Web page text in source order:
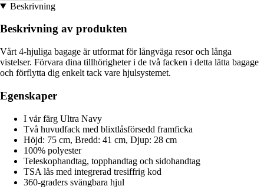
Beskrivning
Beskrivning av produkten
Vårt 4-hjuliga bagage är utformat för långväga resor och långa
vistelser. Förvara dina tillhörigheter i de två facken i detta lätta bagage
och förflytta dig enkelt tack vare hjulsystemet.
Egenskaper
I vår färg Ultra Navy
Två huvudfack med blixtlåsförsedd framficka
Höjd: 75 cm, Bredd: 41 cm, Djup: 28 cm
100% polyester
Teleskophandtag, topphandtag och sidohandtag
TSA lås med integrerad tresiffrig kod
360-graders svängbara hjul